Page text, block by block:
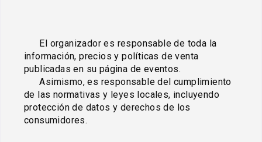
información, precios y políticas de venta
publicadas en su página de eventos.
      Asimismo, es responsable del cumplimiento
de las normativas y leyes locales, incluyendo
protección de datos y derechos de los
consumidores.